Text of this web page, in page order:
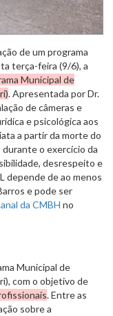
de um programa
terça-feira (9/6), a
Municipal de
. Apresentada por Dr.
de câmeras e
e psicológica aos
a partir da morte do
o exercício da
desrespeito e
depende de ao menos
e pode ser
da CMBH no
Municipal de
com o objetivo de
. Entre as
sobre a